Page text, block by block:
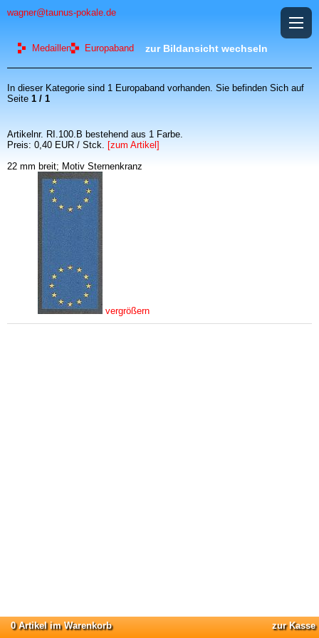
wagner@taunus-pokale.de
Medaillen Europaband zur Bildansicht wechseln
In dieser Kategorie sind 1 Europaband vorhanden. Sie befinden Sich auf
Seite 1 / 1
Artikelnr. RI.100.B bestehend aus 1 Farbe.
Preis: 0,40 EUR / Stck. [zum Artikel]
22 mm breit; Motiv Sternenkranz
vergrößern
0 Artikel im Warenkorb zur Kasse